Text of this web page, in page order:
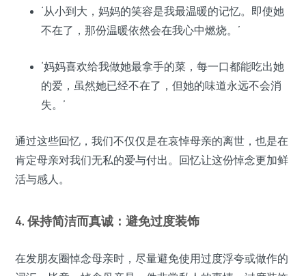
‘从小到大，妈妈的笑容是我最温暖的记忆。即使她
不在了，那份温暖依然会在我心中燃烧。’
‘妈妈喜欢给我做她最拿手的菜，每一口都能吃出她
的爱，虽然她已经不在了，但她的味道永远不会消
失。’
通过这些回忆，我们不仅仅是在哀悼母亲的离世，也是在
肯定母亲对我们无私的爱与付出。回忆让这份悼念更加鲜
活与感人。
4. 保持简洁而真诚：避免过度装饰
在发朋友圈悼念母亲时，尽量避免使用过度浮夸或做作的